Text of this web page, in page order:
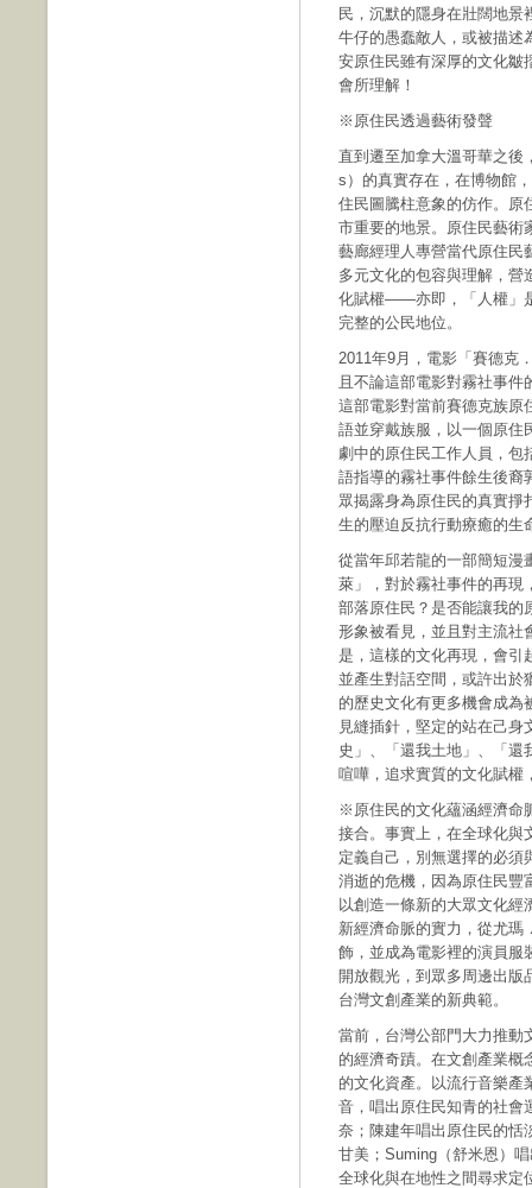
民，沉默的隱身在壯闊地
牛仔的愚蠢敵人，或被描述
安原住民雖有深厚的文化皺
會所理解！
※原住民透過藝術發聲
直到遷至加拿大溫哥華之後
s）的真實存在，在博物館
住民圖騰柱意象的仿作。原
市重要的地景。原住民藝術
藝廊經理人專營當代原住民
多元文化的包容與理解，營
化賦權——亦即，「人權」
完整的公民地位。
2011年9月，電影「賽德克
且不論這部電影對霧社事
這部電影對當前賽德克族原
語並穿戴族服，以一個原住
劇中的原住民工作人員，包
語指導的霧社事件餘生後裔
眾揭露身為原住民的真實掙
生的壓迫反抗行動療癒的生
從當年邱若龍的一部簡短漫
萊」，對於霧社事件的再現
部落原住民？是否能讓我的
形象被看見，並且對主流社
是，這樣的文化再現，會引
並產生對話空間，或許出於
的歷史文化有更多機會成為
見縫插針，堅定的站在己
史」、「還我土地」、「還
喧嘩，追求實質的文化賦權
※原住民的文化蘊涵經濟命
接合。事實上，在全球化與
定義自己，別無選擇的必須
消逝的危機，因為原住民豐
以創造一條新的大眾文化
新經濟命脈的實力，從尤瑪
飾，並成為電影裡的演員服
開放觀光，到眾多周邊出版
台灣文創產業的新典範。
當前，台灣公部門大力推動
的經濟奇蹟。在文創產業概
的文化資產。以流行音樂產
音，唱出原住民知青的社會
奈；陳建年唱出原住民的恬
甘美；Suming（舒米恩）
全球化與在地性之間尋求定